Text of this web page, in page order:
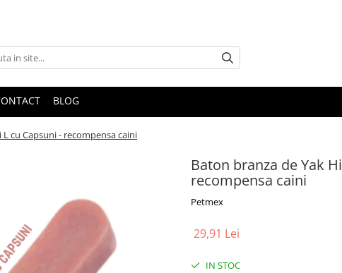
BLOG
cu Capsuni - recompensa caini
Baton branza de Yak
recompensa caini
Petmex
29,91 Lei
IN STOC